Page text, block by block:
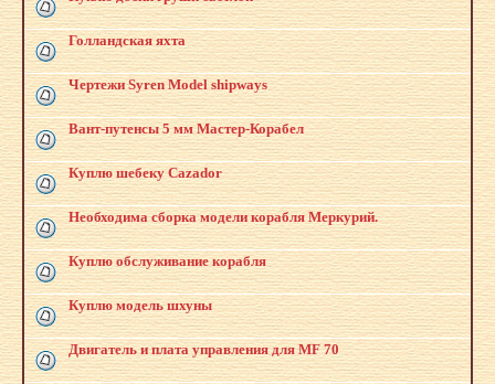
Голландская яхта
Чертежи Syren Model shipways
Вант-путенсы 5 мм Мастер-Корабел
Куплю шебеку Cazador
Необходима сборка модели корабля Меркурий.
Куплю обслуживание корабля
Куплю модель шхуны
Двигатель и плата управления для MF 70